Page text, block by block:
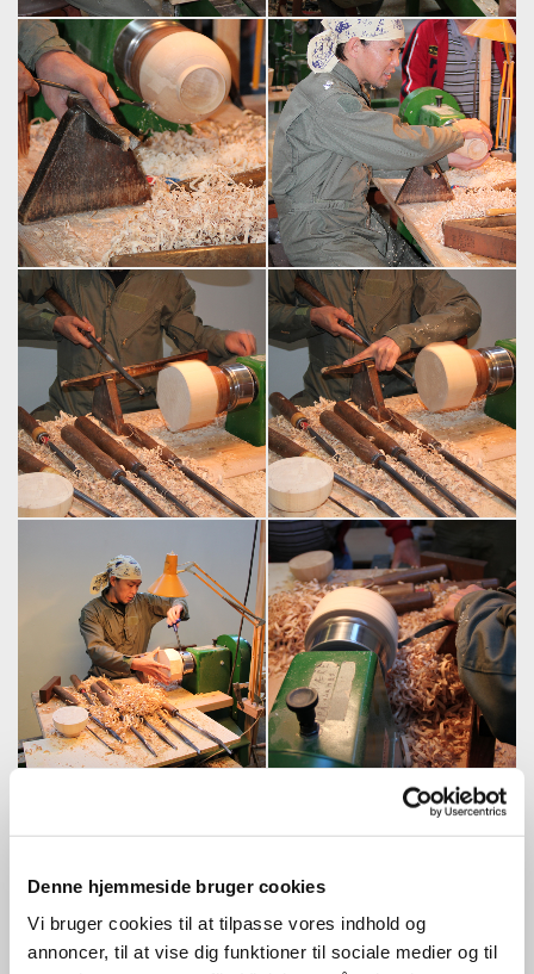
Denne hjemmeside bruger cookies
Vi bruger cookies til at tilpasse vores indhold og
annoncer, til at vise dig funktioner til sociale medier og til